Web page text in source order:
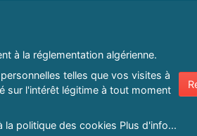
Notre
à la réglementation algérienne.
telles que vos visites à
sur l'intérêt légitime à tout moment
la politique des cookies Plus d'info...